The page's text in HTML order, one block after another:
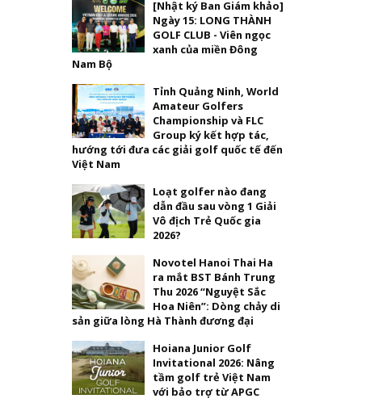
[Nhật ký Ban Giám khảo]
Ngày 15: LONG THÀNH
GOLF CLUB - Viên ngọc
xanh của miền Đông
Nam Bộ
Tỉnh Quảng Ninh, World
Amateur Golfers
Championship và FLC
Group ký kết hợp tác,
hướng tới đưa các giải golf quốc tế đến
Việt Nam
Loạt golfer nào đang
dẫn đầu sau vòng 1 Giải
Vô địch Trẻ Quốc gia
2026?
Novotel Hanoi Thai Ha
ra mắt BST Bánh Trung
Thu 2026 “Nguyệt Sắc
Hoa Niên”: Dòng chảy di
sản giữa lòng Hà Thành đương đại
Hoiana Junior Golf
Invitational 2026: Nâng
tầm golf trẻ Việt Nam
với bảo trợ từ APGC